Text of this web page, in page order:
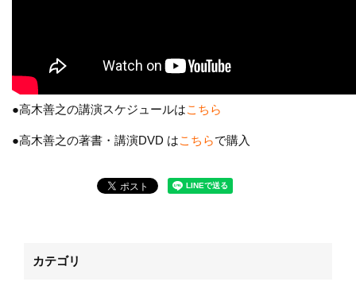
●高木善之の講演スケジュールはこちら
●高木善之の著書・講演DVD はこちらで購入
カテゴリ